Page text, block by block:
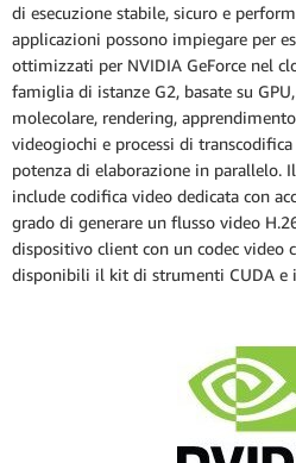
di esecuzione stabile, sicuro e
applicazioni possono impiegare per
ottimizzati per NVIDIA GeForce nel
famiglia di istanze G2, basate su
molecolare, rendering,
videogiochi e processi di
potenza di elaborazione in parallelo.
include codifica video dedicata con
grado di generare un flusso video
dispositivo client con un codec video
disponibili il kit di strumenti CUDA e i